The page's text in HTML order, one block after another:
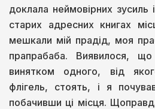
доклала неймовірних
старих адресних книгах
мешкали мій прадід, моя
прапрабаба. Виявилося,
винятком одного, від
флігель, стоять, і я
побачивши ці місця.